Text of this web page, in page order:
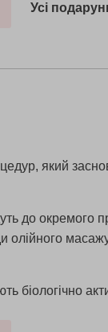
Усі
який
до
олійного